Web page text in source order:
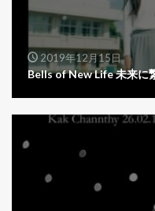
2019年12月15日
Bells of New Life 未来に